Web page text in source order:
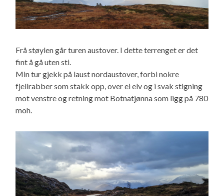
Frå støylen går turen austover. I dette terrenget er det
fint å gå uten sti.
Min tur gjekk på laust nordaustover, forbi nokre
fjellrabber som stakk opp, over ei elv og i svak stigning
mot venstre og retning mot Botnatjønna som ligg på 780
moh.